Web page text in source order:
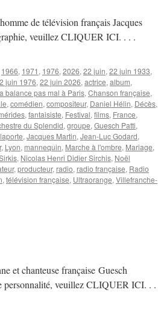
de télévision français Jacques
veuillez CLIQUER ICI. . . .
1966, 1971 , 1976, 2026, 22 juin, 22 juin 1933,
juin 1976, 22 juin 2026, actrice, album,
balance pas mal à Paris, Chanson française,
, comédien, compositeur, Daniel Hélin, Décès,
, fantaisiste, Festival, films, France,
du Splendid, groupe, Guesch Patti,
, Jacques Martin, Jean-Luc Godard,
, Lyon, mannequin, Marche à l'ombre, Mariage,
, Nicolas Henri Didier Sirchis, Noël
, producteur, radio, radio française, Radio
, télévision française, Ultraorange, Villefranche-
et chanteuse française Guesch
personnalité, veuillez CLIQUER ICI. . .